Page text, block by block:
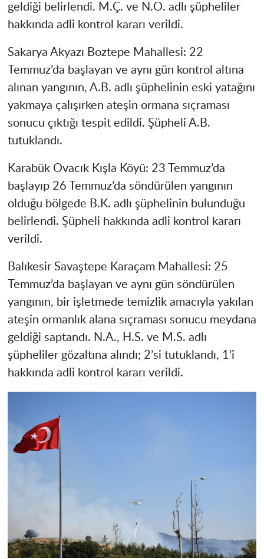
geldiği belirlendi. M.Ç. ve N.O. adlı şüpheliler
hakkında adli kontrol kararı verildi.
Sakarya Akyazı Boztepe Mahallesi: 22
Temmuz’da başlayan ve aynı gün kontrol altına
alınan yangının, A.B. adlı şüphelinin eski yatağını
yakmaya çalışırken ateşin ormana sıçraması
sonucu çıktığı tespit edildi. Şüpheli A.B.
tutuklandı.
Karabük Ovacık Kışla Köyü: 23 Temmuz’da
başlayıp 26 Temmuz’da söndürülen yangının
olduğu bölgede B.K. adlı şüphelinin bulunduğu
belirlendi. Şüpheli hakkında adli kontrol kararı
verildi.
Balıkesir Savaştepe Karaçam Mahallesi: 25
Temmuz’da başlayan ve aynı gün söndürülen
yangının, bir işletmede temizlik amacıyla yakılan
ateşin ormanlık alana sıçraması sonucu meydana
geldiği saptandı. N.A., H.S. ve M.S. adlı
şüpheliler gözaltına alındı; 2’si tutuklandı, 1’i
hakkında adli kontrol kararı verildi.